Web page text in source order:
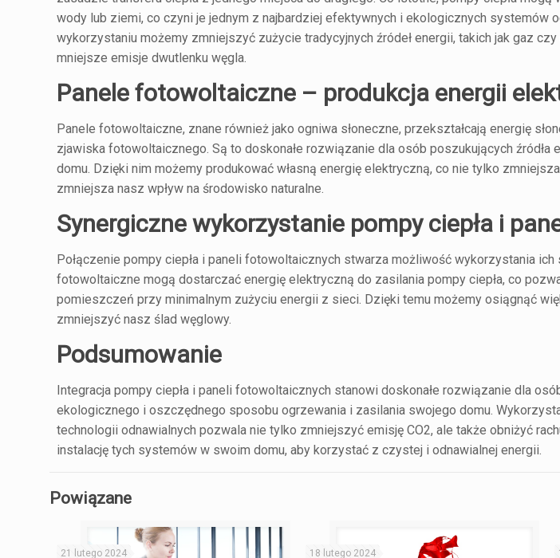
wody lub ziemi, co czyni je jednym z najbardziej efektywnych i ekologicznych systemów
wykorzystaniu możemy zmniejszyć zużycie tradycyjnych źródeł energii, takich jak gaz czy
mniejsze emisje dwutlenku węgla.
Panele fotowoltaiczne – produkcja energii
Panele fotowoltaiczne, znane również jako ogniwa słoneczne, przekształcają energię
zjawiska fotowoltaicznego. Są to doskonałe rozwiązanie dla osób poszukujących źródła
domu. Dzięki nim możemy produkować własną energię elektryczną, co nie tylko
zmniejsza nasz wpływ na środowisko naturalne.
Synergiczne wykorzystanie pompy ciepła i
Połączenie pompy ciepła i paneli fotowoltaicznych stwarza możliwość wykorzystania ich
fotowoltaiczne mogą dostarczać energię elektryczną do zasilania pompy ciepła, co
pomieszczeń przy minimalnym zużyciu energii z sieci. Dzięki temu możemy osiągnąć
zmniejszyć nasz ślad węglowy.
Podsumowanie
Integracja pompy ciepła i paneli fotowoltaicznych stanowi doskonałe rozwiązanie dla
ekologicznego i oszczędnego sposobu ogrzewania i zasilania swojego domu.
technologii odnawialnych pozwala nie tylko zmniejszyć emisję CO2, ale także obniżyć
instalację tych systemów w swoim domu, aby korzystać z czystej i odnawialnej energii.
Powiązane
21 lutego 2024 18 lutego 2024